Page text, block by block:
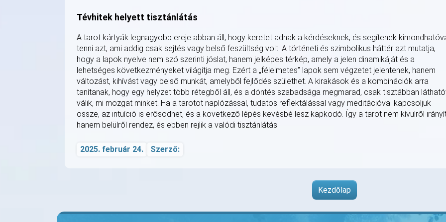
Tévhitek helyett tisztánlátás
A tarot kártyák legnagyobb ereje abban áll, hogy keretet adnak a kérdéseknek, és segítenek
tenni azt, ami addig csak sejtés vagy belső feszültség volt. A történeti és szimbolikus háttér azt mutatja,
hogy a lapok nyelve nem szó szerinti jóslat, hanem jelképes térkép, amely a jelen dinamikáját és a
lehetséges következményeket világítja meg. Ezért a „félelmetes” lapok sem végzetet jelentenek, hanem
változást, kihívást vagy belső munkát, amelyből fejlődés születhet. A kirakások és a kombinációk arra
tanítanak, hogy egy helyzet több rétegből áll, és a döntés szabadsága megmarad, csak tisztábban
válik, mi mozgat minket. Ha a tarotot naplózással, tudatos reflektálással vagy meditációval kapcsoljuk
össze, az intuíció is erősödhet, és a következő lépés kevésbé lesz kapkodó. Így a tarot nem kívülről
hanem belülről rendez, és ebben rejlik a valódi tisztánlátás.
2025. február 24. Szerző:
Kezdőlap